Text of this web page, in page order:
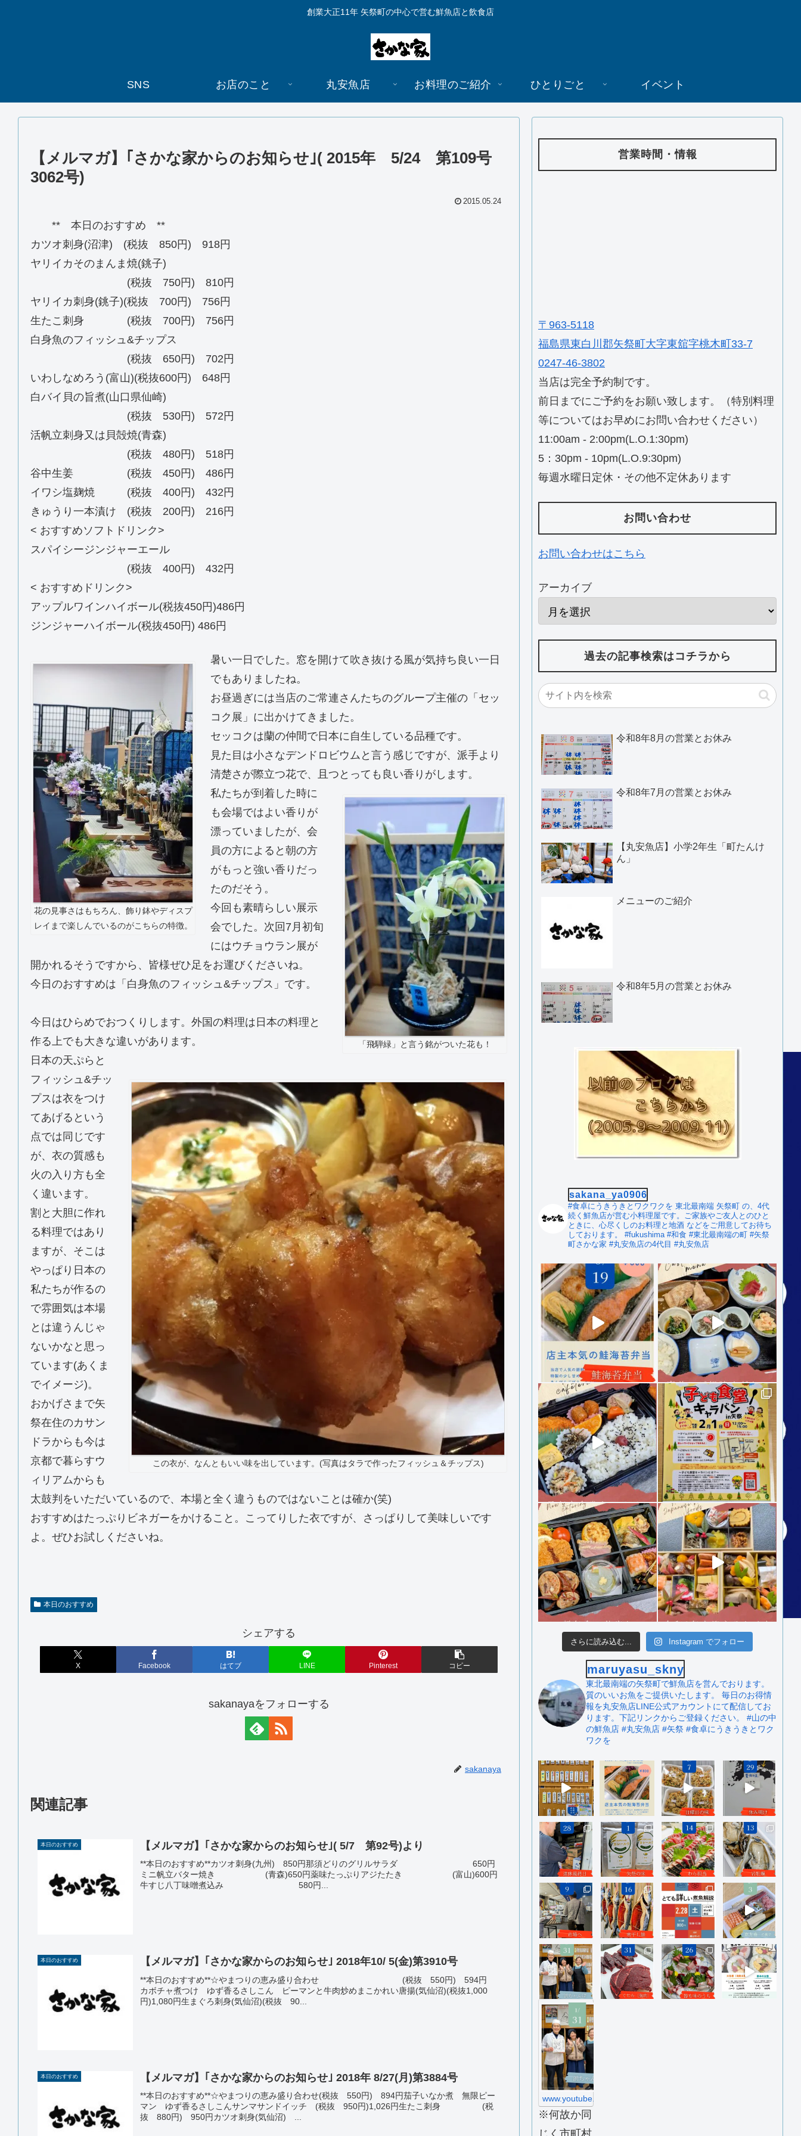
創業大正11年 矢祭町の中心で営む鮮魚店と飲食店
SNS お店のこと 丸安魚店 お料理のご紹介 ひとりごと イベント
【メルマガ】｢さかな家からのお知らせ｣( 2015年 5/24 第109号
3062号)
2015.05.24
** 本日のおすすめ **
カツオ刺身(沼津) (税抜 850円) 918円
ヤリイカそのまんま焼(銚子)
(税抜 750円) 810円
ヤリイカ刺身(銚子)(税抜 700円) 756円
生たこ刺身 (税抜 700円) 756円
白身魚のフィッシュ&チップス
(税抜 650円) 702円
いわしなめろう(富山)(税抜600円) 648円
白バイ貝の旨煮(山口県仙崎)
(税抜 530円) 572円
活帆立刺身又は貝殻焼(青森)
(税抜 480円) 518円
谷中生姜 (税抜 450円) 486円
イワシ塩麹焼 (税抜 400円) 432円
きゅうり一本漬け (税抜 200円) 216円
< おすすめソフトドリンク>
スパイシージンジャーエール
(税抜 400円) 432円
< おすすめドリンク>
アップルワインハイボール(税抜450円)486円
ジンジャーハイボール(税抜450円) 486円
花の見事さはもちろん、飾り鉢やディスプ
レイまで楽しんでいるのがこちらの特徴。
暑い一日でした。窓を開けて吹き抜ける風が気持ち良い一日
でもありましたね。
お昼過ぎには当店のご常連さんたちのグループ主催の「セッ
コク展」に出かけてきました。
セッコクは蘭の仲間で日本に自生している品種です。
見た目は小さなデンドロビウムと言う感じですが、派手より
清楚さが際立つ花で、且つとっても良い香りがします。
「飛騨緑」と言う銘がついた花も！
私たちが到着した時に
も会場ではよい香りが
漂っていましたが、会
員の方によると朝の方
がもっと強い香りだっ
たのだそう。
今回も素晴らしい展示
会でした。次回7月初旬
にはウチョウラン展が
開かれるそうですから、皆様ぜひ足をお運びくださいね。
今日のおすすめは「白身魚のフィッシュ&チップス」です。
この衣が、なんともいい味を出しています。(写真はタラで作ったフィッシュ＆チップス)
今日はひらめでおつくりします。外国の料理は日本の料理と
作る上でも大きな違いがあります。
日本の天ぷらと
フィッシュ&チッ
プスは衣をつけ
てあげるという
点では同じです
が、衣の質感も
火の入り方も全
く違います。
割と大胆に作れ
る料理ではあり
ますが、そこは
やっぱり日本の
私たちが作るの
で雰囲気は本場
とは違うんじゃ
ないかなと思っ
ています(あくま
でイメージ)。
おかげさまで矢
祭在住のカサン
ドラからも今は
京都で暮らすウ
ィリアムからも
太鼓判をいただいているので、本場と全く違うものではないことは確か(笑)
おすすめはたっぷりビネガーをかけること。こってりした衣ですが、さっぱりして美味しいです
よ。ぜひお試しくださいね。
本日のおすすめ
シェアする
X Facebook はてブ LINE Pinterest コピー
sakanayaをフォローする
sakanaya
関連記事
本日のおすすめ 【メルマガ】｢さかな家からのお知らせ｣( 5/7 第92号)より
**本日のおすすめ**カツオ刺身(九州) 850円那須どりのグリルサラダ 650円
ミニ帆立バター焼き (青森)650円薬味たっぷりアジたたき (富山)600円
牛すじ八丁味噌煮込み 580円...
本日のおすすめ 【メルマガ】｢さかな家からのお知らせ｣ 2018年10/ 5(金)第3910号
**本日のおすすめ**☆やまつりの恵み盛り合わせ (税抜 550円) 594円
カボチャ煮つけ ゆず香るさしこん ピーマンと牛肉炒めまこかれい唐揚(気仙沼)(税抜1,000
円)1,080円生まぐろ刺身(気仙沼)(税抜 90...
本日のおすすめ 【メルマガ】｢さかな家からのお知らせ｣ 2018年 8/27(月)第3884号
**本日のおすすめ**☆やまつりの恵み盛り合わせ(税抜 550円) 894円茄子いなか煮 無限ピー
マン ゆず香るさしこんサンマサンドイッチ (税抜 950円)1,026円生たこ刺身 (税
抜 880円) 950円カツオ刺身(気仙沼) ...
営業時間・情報
〒963-5118
福島県東白川郡矢祭町大字東舘字桃木町33-7
0247-46-3802
当店は完全予約制です。
前日までにご予約をお願い致します。（特別料理
等についてはお早めにお問い合わせください）
11:00am - 2:00pm(L.O.1:30pm)
5：30pm - 10pm(L.O.9:30pm)
毎週水曜日定休・その他不定休あります
お問い合わせ
お問い合わせはこちら
アーカイブ
過去の記事検索はコチラから
令和8年8月の営業とお休み
令和8年7月の営業とお休み
【丸安魚店】小学2年生「町たんけ
ん」
メニューのご紹介
令和8年5月の営業とお休み
sakana_ya0906
#食卓にうきうきとワクワクを 東北最南端 矢祭町 の、4代
続く鮮魚店が営む小料理屋です。ご家族やご友人とのひと
ときに、心尽くしのお料理と地酒 などをご用意してお待ち
しております。
#fukushima #和食 #東北最南端の町 #矢祭
町さかな家 #丸安魚店の4代目 #丸安魚店
さらに読み込む... Instagram でフォロー
maruyasu_skny
東北最南端の矢祭町で鮮魚店を営んでおります。
質のいいお魚をご提供いたします。
毎日のお得情
報を丸安魚店LINE公式アカウントにて配信してお
ります。下記リンクからご登録ください。
#山の中
の鮮魚店 #丸安魚店 #矢祭 #食卓にうきうきとワク
ワクを
www.youtube.com
※何故か同